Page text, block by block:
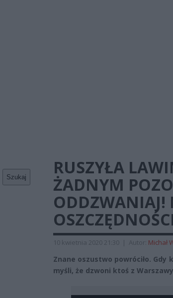
Szukaj
RUSZYŁA
ŻADNYM
ODDZWANIAJ!
10 kwietnia 2020 21:30 | Autor: Michał
Znane oszustwo powróciło.
myśli, że dzwoni ktoś z